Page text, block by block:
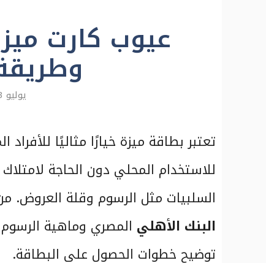
عيوب كارت
يوليو 23, 2024
تعتبر بطاقة ميزة خيارًا مثاليًا
للاستخدام المحلي دون الحاجة
السلبيات مثل الرسوم وقلة العروض.
البنك الأهلي المصري وماهية
توضيح خطوات الحصول على البطاقة.